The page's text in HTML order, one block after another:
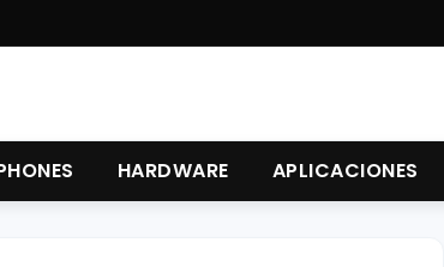
HARDWARE APLICACIONES